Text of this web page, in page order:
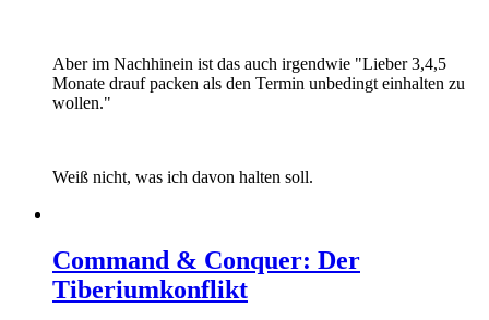
Aber im Nachhinein ist das auch irgendwie "Lieber 3,4,5
Monate drauf packen als den Termin unbedingt einhalten zu
wollen."
Weiß nicht, was ich davon halten soll.
Command & Conquer: Der
Tiberiumkonflikt